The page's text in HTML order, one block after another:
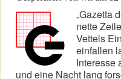
„Gazetta
nette
Vettels
einfallen
Interesse
und eine Nacht lang